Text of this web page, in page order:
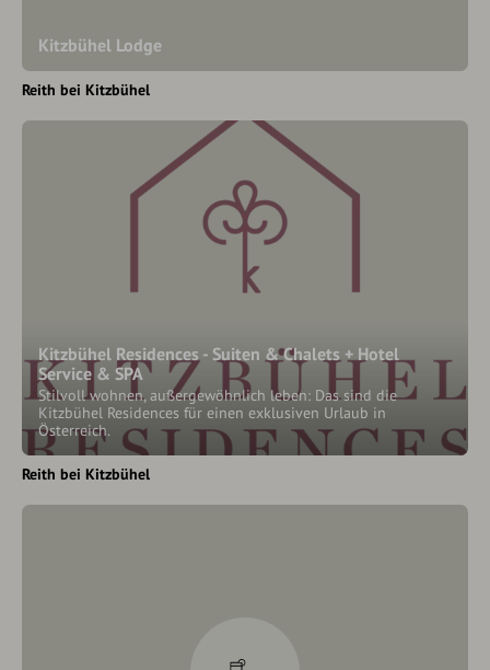
Kitzbühel Lodge
Reith bei Kitzbühel
Kitzbühel Residences - Suiten & Chalets + Hotel
Service & SPA
Stilvoll wohnen, außergewöhnlich leben: Das sind die
Kitzbühel Residences für einen exklusiven Urlaub in
Österreich.
Reith bei Kitzbühel